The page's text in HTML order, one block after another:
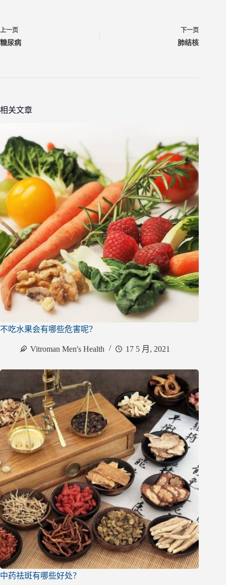
上一页
糖尿病
下一页
肺结核
相关文章
不吃水果会有哪些危害呢？
Vitroman Men's Health 17 5 月, 2021
中药祛斑有哪些好处？